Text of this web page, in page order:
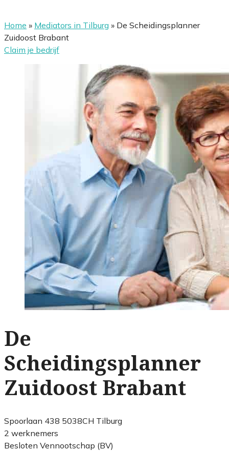
Home » Mediators in Tilburg » De Scheidingsplanner
Zuidoost Brabant
Claim je bedrijf
De
Scheidingsplanner
Zuidoost Brabant
Spoorlaan 438 5038CH Tilburg
2 werknemers
Besloten Vennootschap (BV)